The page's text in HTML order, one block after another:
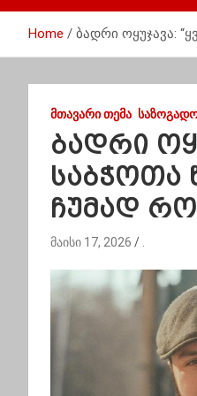
Home ბადრი ოყუჯავა:
ᲛᲗᲐᲕᲐᲠᲘ ᲗᲔᲛᲐ
ბადრი
საბჭოთა
ჩუმად
მაისი 17, 2026